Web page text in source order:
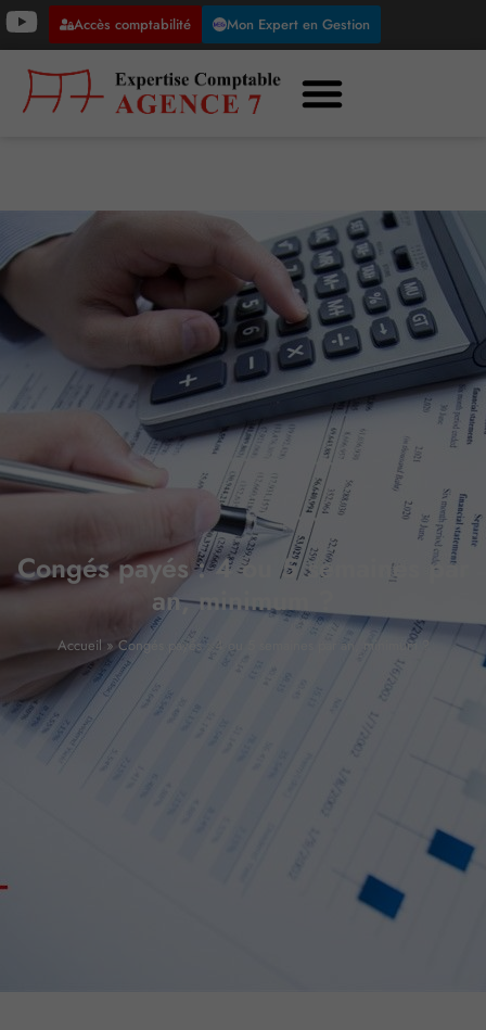
Accès comptabilité Mon Expert en Gestion
Congés payés : 4 ou 5 semaines par
an, minimum ?
Accueil » Congés payés : 4 ou 5 semaines par an, minimum ?